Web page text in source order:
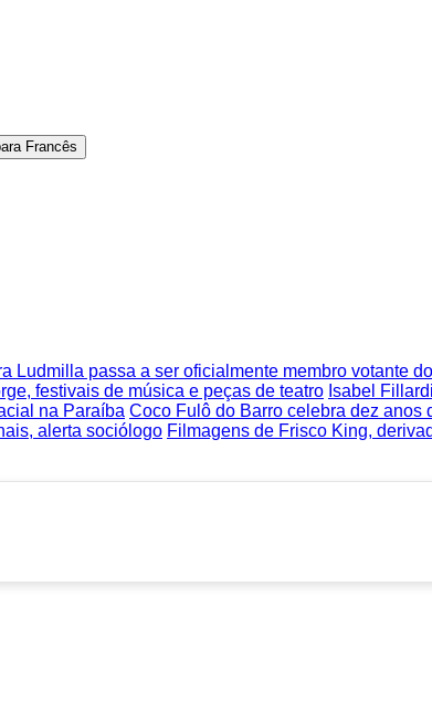
Ludmilla passa a ser oficialmente membro votante
festivais de música e peças de teatro Isabel
na Paraíba Coco Fulô do Barro celebra dez anos
alerta sociólogo Filmagens de Frisco King,